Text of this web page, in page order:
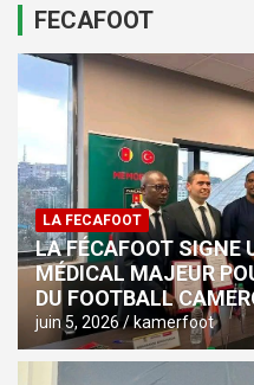
FECAFOOT
LA FECAFOOT
LA FÉCAFOOT SIGNE
MÉDICAL MAJEUR
DU FOOTBALL
juin 5, 2026 kamerfoot